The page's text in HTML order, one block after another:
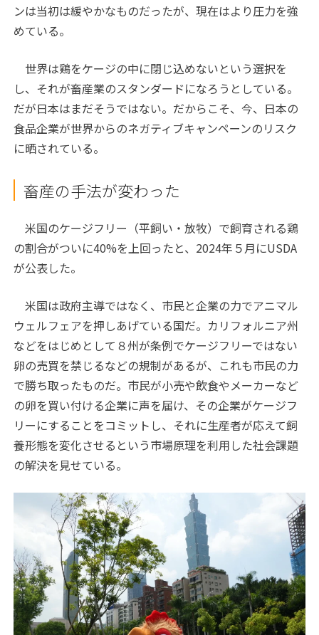
ンは当初は緩やかなものだったが、現在はより圧力を強
めている。
世界は鶏をケージの中に閉じ込めないという選択を
し、それが畜産業のスタンダードになろうとしている。
だが日本はまだそうではない。だからこそ、今、日本の
食品企業が世界からのネガティブキャンペーンのリスク
に晒されている。
畜産の手法が変わった
米国のケージフリー（平飼い・放牧）で飼育される鶏
の割合がついに40%を上回ったと、2024年５月にUSDA
が公表した。
米国は政府主導ではなく、市民と企業の力でアニマル
ウェルフェアを押しあげている国だ。カリフォルニア州
などをはじめとして８州が条例でケージフリーではない
卵の売買を禁じるなどの規制があるが、これも市民の力
で勝ち取ったものだ。市民が小売や飲食やメーカーなど
の卵を買い付ける企業に声を届け、その企業がケージフ
リーにすることをコミットし、それに生産者が応えて飼
養形態を変化させるという市場原理を利用した社会課題
の解決を見せている。